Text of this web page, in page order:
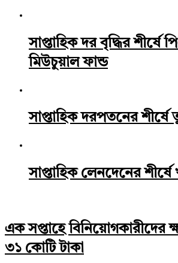
সাপ্তাহিক দর বৃদ্ধির শীর্ষে
মিউচুয়াল ফান্ড
সাপ্তাহিক দরপতনের শীর্ষে
সাপ্তাহিক লেনদেনের শীর্ষে
এক সপ্তাহে বিনিয়োগকারীদের
৩১ কোটি টাকা